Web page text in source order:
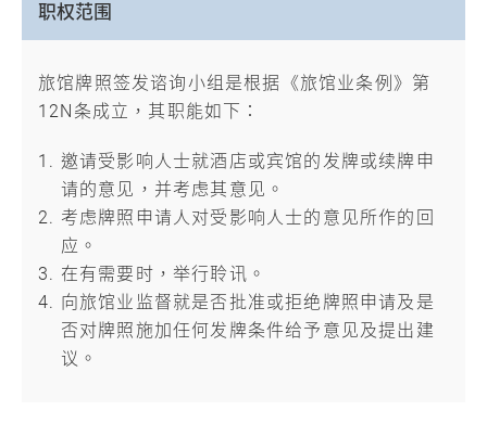
职权范围
旅馆牌照签发谘询小组是根据《旅馆业条例》第
12N条成立，其职能如下：
邀请受影响人士就酒店或宾馆的发牌或续牌申
请的意见，并考虑其意见。
考虑牌照申请人对受影响人士的意见所作的回
应。
在有需要时，举行聆讯。
向旅馆业监督就是否批准或拒绝牌照申请及是
否对牌照施加任何发牌条件给予意见及提出建
议。